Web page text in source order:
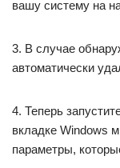
вашу систему на
3. В случае
автоматически
4. Теперь
вкладке Windows
параметры,